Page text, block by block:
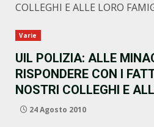
COLLEGHI E ALLE LORO
Varie
UIL POLIZIA: ALLE
RISPONDERE CON I
NOSTRI COLLEGHI E
24 Agosto 2010